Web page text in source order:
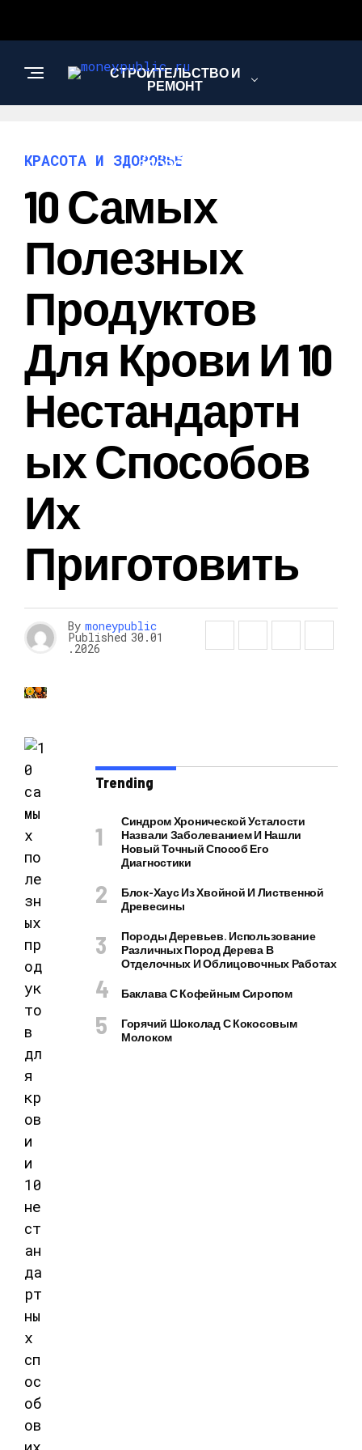
СТРОИТЕЛЬСТВО И
РЕМОНТ
КРАСОТА И
ЗДОРОВЬЕ
КРАСОТА И ЗДОРОВЬЕ
10 Самых
Полезных
Продуктов
Для Крови И 10
Нестандартн
Ых Способов
Их
Приготовить
By moneypublic
Published 30.01
.2026
Trending
Синдром Хронической Усталости
Назвали Заболеванием И Нашли
Новый Точный Способ Его
Диагностики
Блок-Хаус Из Хвойной И Лиственной
Древесины
Породы Деревьев. Использование
Различных Пород Дерева В
Отделочных И Облицовочных Работах
Баклава С Кофейным Сиропом
Горячий Шоколад С Кокосовым
Молоком